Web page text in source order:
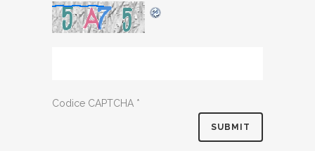
Codice CAPTCHA *